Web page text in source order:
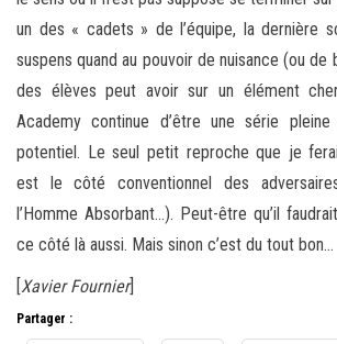
un des « cadets » de l’équipe, la dernière
suspens quand au pouvoir de nuisance (ou de
des élèves peut avoir sur un élément
Academy continue d’être une série
potentiel. Le seul petit reproche que je
est le côté conventionnel des
l’Homme Absorbant…). Peut-être qu’il
ce côté là aussi. Mais sinon c’est du tout bon…
[Xavier Fournier]
Partager :